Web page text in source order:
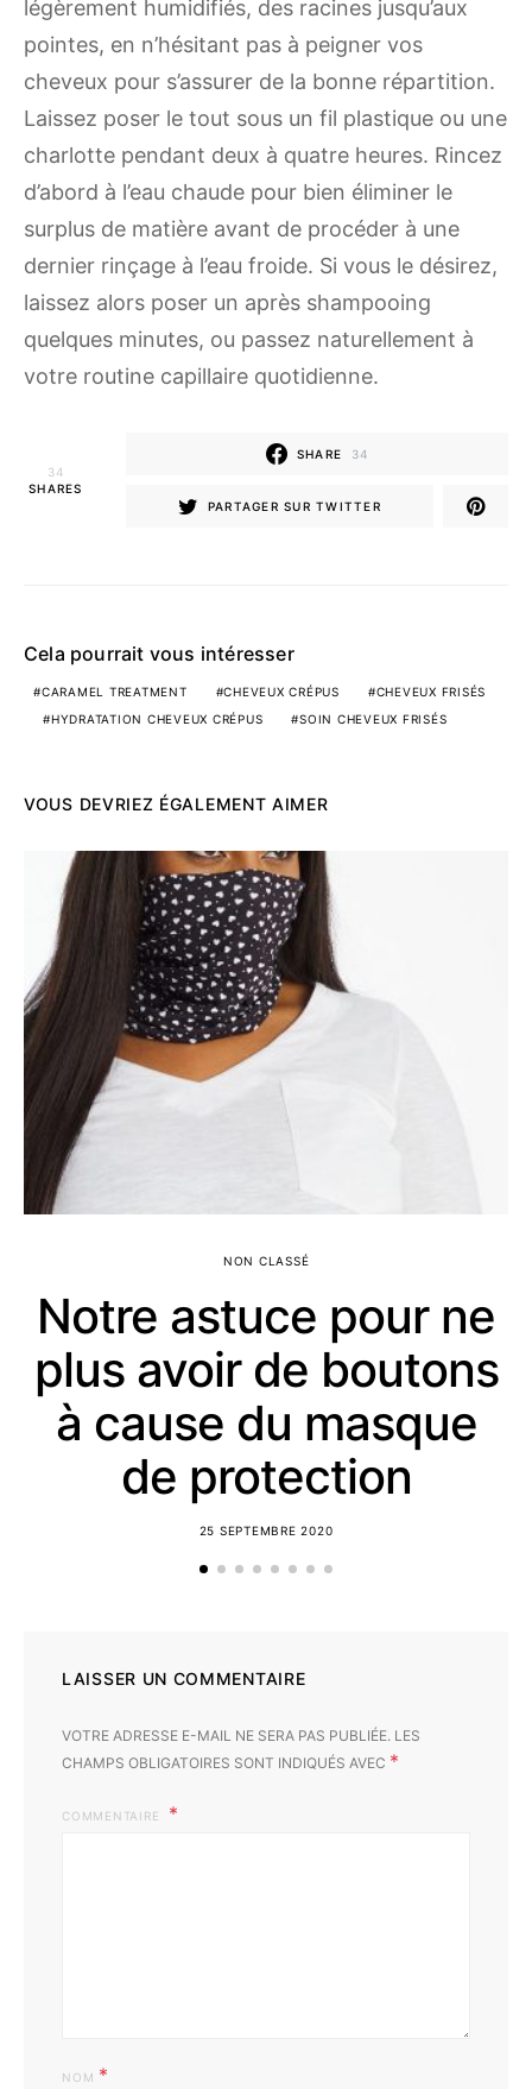
légèrement humidifiés, des racines jusqu’aux
pointes, en n’hésitant pas à peigner vos
cheveux pour s’assurer de la bonne répartition.
Laissez poser le tout sous un fil plastique ou une
charlotte pendant deux à quatre heures. Rincez
d’abord à l’eau chaude pour bien éliminer le
surplus de matière avant de procéder à une
dernier rinçage à l’eau froide. Si vous le désirez,
laissez alors poser un après shampooing
quelques minutes, ou passez naturellement à
votre routine capillaire quotidienne.
34
SHARES
SHARE 34
PARTAGER SUR TWITTER
Cela pourrait vous intéresser
CARAMEL TREATMENT CHEVEUX CRÉPUS
CHEVEUX FRISÉS
HYDRATATION CHEVEUX CRÉPUS
SOIN CHEVEUX FRISÉS
VOUS DEVRIEZ ÉGALEMENT AIMER
NON CLASSÉ
Notre astuce pour ne
plus avoir de boutons
à cause du masque
de protection
25 SEPTEMBRE 2020
LAISSER UN COMMENTAIRE
VOTRE ADRESSE E-MAIL NE SERA PAS PUBLIÉE. LES
CHAMPS OBLIGATOIRES SONT INDIQUÉS AVEC *
COMMENTAIRE
NOM *